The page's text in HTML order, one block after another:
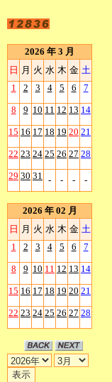
2026 年 3 月
日 月 火 水 木 金 土
1
2 3 4 5 6 7
8 9 10 11 12 13 14
15 16 17 18 19 20 21
22 23 24 25 26 27 28
29 30 31 - - - -
2026 年 02 月
日 月 火 水 木 金 土
1
2 3 4 5 6 7
8 9 10 11 12 13 14
15 16 17 18 19 20 21
22 23 24 25 26 27 28